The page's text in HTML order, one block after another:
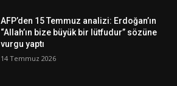
AFP’den 15 Temmuz analizi: Erdoğan’ın
“Allah’ın bize büyük bir lütfudur” sözüne
vurgu yaptı
14 Temmuz 2026